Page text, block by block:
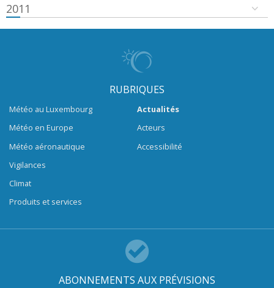
2011
RUBRIQUES
Météo au Luxembourg
Météo en Europe
Météo aéronautique
Vigilances
Climat
Produits et services
Actualités
Acteurs
Accessibilité
ABONNEMENTS AUX PRÉVISIONS